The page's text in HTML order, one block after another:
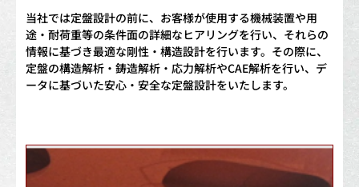
当社では定盤設計の前に、お客様が使用する機械装置や用
途・耐荷重等の条件面の詳細なヒアリングを行い、それらの
情報に基づき最適な剛性・構造設計を行います。その際に、
定盤の構造解析・鋳造解析・応力解析やCAE解析を行い、デ
ータに基づいた安心・安全な定盤設計をいたします。